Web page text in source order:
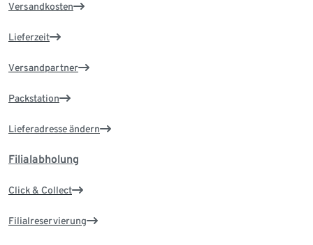
Versandkosten
Lieferzeit
Versandpartner
Packstation
Lieferadresse ändern
Filialabholung
Click & Collect
Filialreservierung